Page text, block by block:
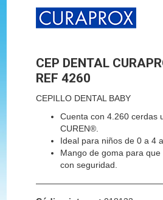
CEP DENTAL
REF 4260
CEPILLO DENTAL BABY
Cuenta con 4.260 cerdas
CUREN®.
Ideal para niños de 0 a 4
Mango de goma para
con seguridad.